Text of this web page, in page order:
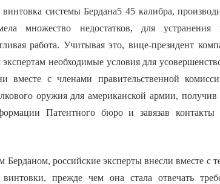
системы Бердана5 45 калибра,
множество недостатков, для устранения
работа. Учитывая это, вице-президент
необходимые условия для
вместе с членами правительственной
оружия для американской армии,
Патентного бюро и завязав
Берданом, российские эксперты внесли вместе с
прежде чем она стала отвечать